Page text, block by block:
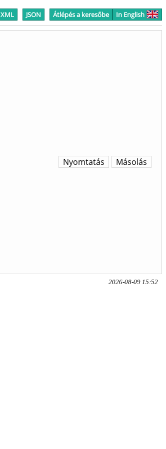
XML JSON Átlépés a keresőbe In English
Másolás
Nyomtatás
2026-08-09 15:52